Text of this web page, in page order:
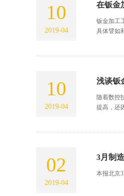
10
2019-04
在钣金
钣金加工
具体譬如
10
2019-04
浅谈钣
随着数控
提高，还
02
2019-04
3月制
本报北京